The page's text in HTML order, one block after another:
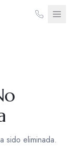
sido eliminada.